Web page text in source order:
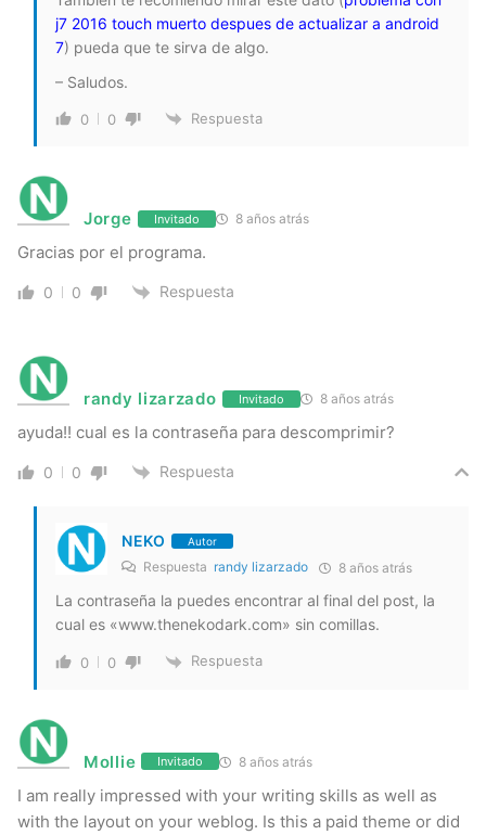
j7 2016 touch muerto despues de actualizar a android
7) pueda que te sirva de algo.
– Saludos.
0 0 Respuesta
Jorge Invitado 8 años atrás
Gracias por el programa.
0 0 Respuesta
randy lizarzado Invitado 8 años atrás
ayuda!! cual es la contraseña para descomprimir?
0 0 Respuesta
NEKO Autor
Respuesta randy lizarzado 8 años atrás
La contraseña la puedes encontrar al final del post, la
cual es «www.thenekodark.com» sin comillas.
0 0 Respuesta
Mollie Invitado 8 años atrás
I am really impressed with your writing skills as well as
with the layout on your weblog. Is this a paid theme or did